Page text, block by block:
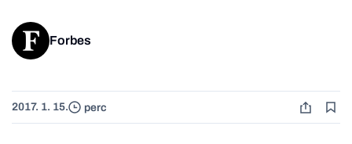
Forbes
2017. 1. 15. perc